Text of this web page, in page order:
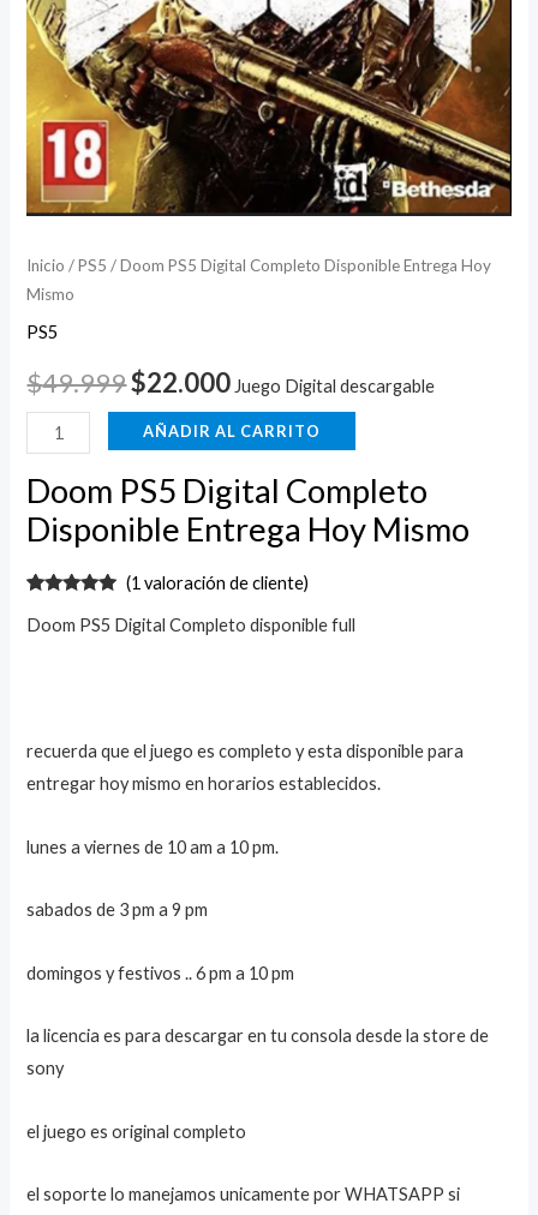
Inicio /PS5 / Doom PS5 Digital Completo Disponible Entrega Hoy
Mismo
PS5
$49.999$22.000 Juego Digital descargable
AÑADIR AL CARRITO
Doom PS5 Digital Completo
Disponible Entrega Hoy Mismo
con5.00de
(1 valoración de cliente)
Doom PS5 Digital Completo disponible full
recuerda que el juego es completo y esta disponible para
entregar hoy mismo en horarios establecidos.
lunes a viernes de 10 am a 10 pm.
sabados de 3 pm a 9 pm
domingos y festivos .. 6 pm a 10 pm
la licencia es para descargar en tu consola desde la store de
sony
el juego es original completo
el soporte lo manejamos unicamente por WHATSAPP si